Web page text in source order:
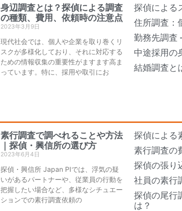
身辺調査とは？探偵による調査
の種類、費用、依頼時の注意点
2023年3月9日
現代社会では、個人や企業を取り巻くリ
スクが多様化しており、それに対応する
ための情報収集の重要性がますます高ま
っています。特に、採用や取引にお
探偵による
住所調査：
勤務先調査
中途採用の
結婚調査と
素行調査で調べれることや方法
｜探偵・興信所の選び方
2023年6月4日
探偵・興信所 Japan PIでは、浮気の疑
いがあるパートナーや、従業員の行動を
把握したい場合など、多様なシチュエー
ションでの素行調査依頼の
探偵による
素行調査の
探偵の張り
社員の素行
探偵の尾行
は？